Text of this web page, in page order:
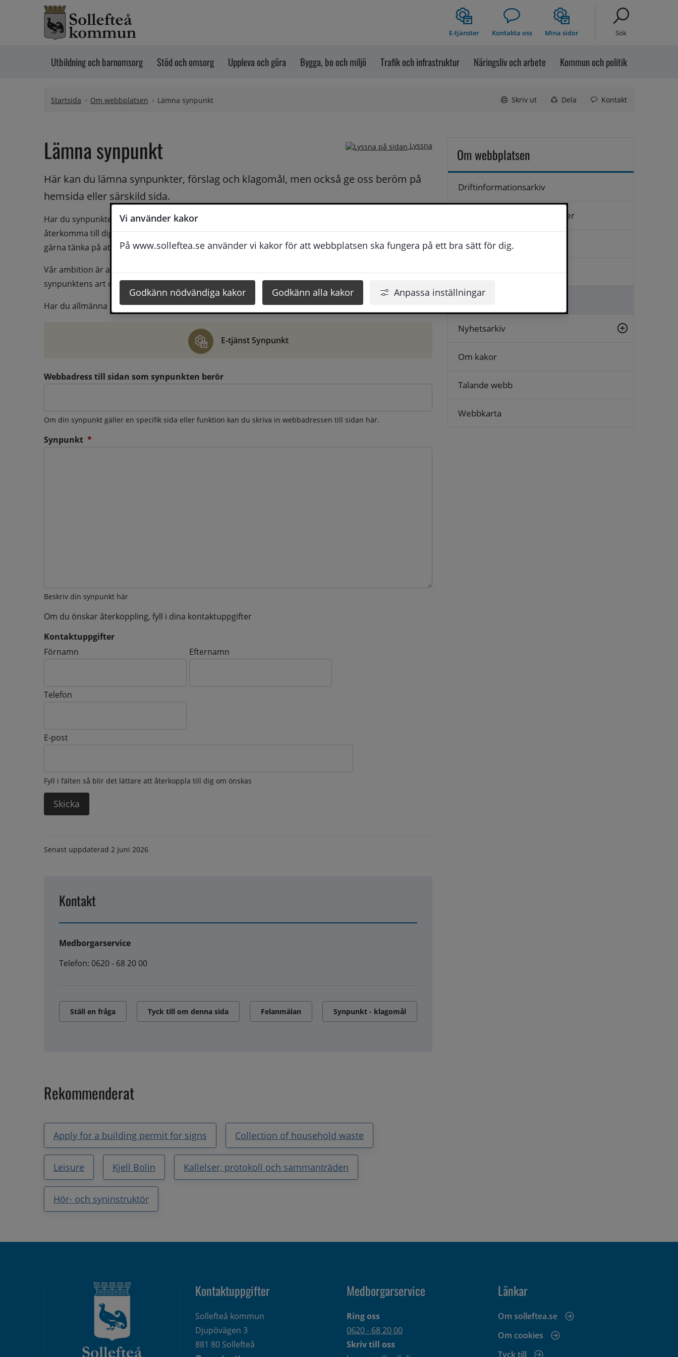
Vi använder kakor
På www.solleftea.se använder vi kakor för att webbplatsen ska fungera på ett bra sätt för dig.
Godkänn nödvändiga kakor Godkänn alla kakor Anpassa inställningar
Hoppa till innehåll
E-tjänster Kontakta oss Mina sidor Sök
Utbildning och barnomsorg Stöd och omsorg Uppleva och göra Bygga, bo och miljö Trafik och infrastruktur Näringsliv och arbete Kommun och politik
Startsida Om webbplatsen Lämna synpunkt Skriv ut Dela Kontakt
Lyssna
Lämna synpunkt
Här kan du lämna synpunkter, förslag och klagomål, men också ge oss beröm på
hemsida eller särskild sida.
Har du synpunkter på webbplatsen kan du skicka in dem via formuläret nedanför. Vill du att vi ska
återkomma till dig behöver du även fylla i dina kontaktuppgifter. När du skriver in din synpunkt får du
gärna tänka på att vara så tydlig som möjligt för att vi ska kunna hjälpa dig bättre.
Vår ambition är att besvara synpunkter så snart som möjligt, men svarstiden beror givetvis på
synpunktens art och omfång.
Har du allmänna synpunkter, klagomål eller beröm gör du det via e-tjänsten Synpunkt
E-tjänst Synpunkt
Webbadress till sidan som synpunkten berör
Om din synpunkt gäller en specifik sida eller funktion kan du skriva in webbadressen till sidan här.
Synpunkt *
Beskriv din synpunkt här
Om du önskar återkoppling, fyll i dina kontaktuppgifter
Kontaktuppgifter
Kontaktuppgifter
Förnamn Efternamn
Telefon
E-post
Fyll i fälten så blir det lättare att återkoppla till dig om önskas
Senast uppdaterad 2 juni 2026
Kontakt
Medborgarservice
Telefon: 0620 - 68 20 00
Ställ en fråga Tyck till om denna sida Felanmälan Synpunkt - klagomål
Rekommenderat
Apply for a building permit for signs Collection of household waste
Leisure Kjell Bolin Kallelser, protokoll och sammanträden
Hör- och syninstruktör
Om webbplatsen
Driftinformationsarkiv
Hantering av personuppgifter
Kontakta oss
Logga in
Lämna synpunkt
Nyhetsarkiv
Om kakor
Talande webb
Webbkarta
Kontaktuppgifter
Sollefteå kommun
Djupövägen 3
881 80 Sollefteå
Medborgarservice
Ring oss
0620 - 68 20 00
Skriv till oss
Länkar
Om solleftea.se
Om cookies
Tyck till